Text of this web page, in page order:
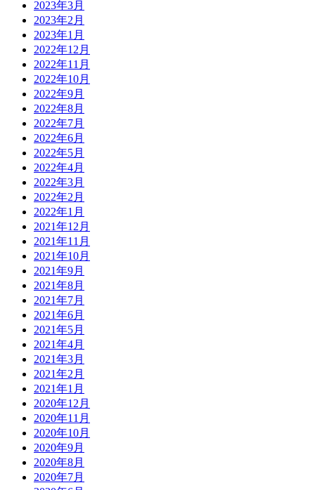
2023年3月
2023年2月
2023年1月
2022年12月
2022年11月
2022年10月
2022年9月
2022年8月
2022年7月
2022年6月
2022年5月
2022年4月
2022年3月
2022年2月
2022年1月
2021年12月
2021年11月
2021年10月
2021年9月
2021年8月
2021年7月
2021年6月
2021年5月
2021年4月
2021年3月
2021年2月
2021年1月
2020年12月
2020年11月
2020年10月
2020年9月
2020年8月
2020年7月